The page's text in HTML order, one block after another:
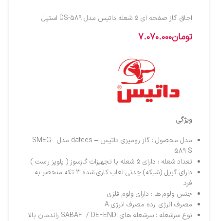
اجاق گاز صفحه ای 5 شعله داتیس مدل DS-589 استیل
تومان7.070.000
ویژگی
مدل محصول : گاز رومیزی داتیس – datees مدل SMEG-
589 S
تعداد شعله : دارای 5 شعله با تجهیزات گازسوز ( پلوپز راست )
دارای گریل (شبکه) چدنی لعاب کاری شده 3 تکه منحصر به
فرد
جنس ولوم ها : دارای ولوم فلزی
مصرف انرژی :رده مصرف انرژی A
نوع سرشعله : سرشعله های SABAF / DEFENDI راندمان بالا